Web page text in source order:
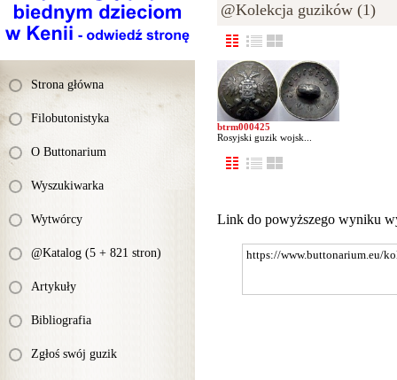
Strona główna
Filobutonistyka
O Buttonarium
Wyszukiwarka
Wytwórcy
@Katalog (5 + 821 stron)
Artykuły
Bibliografia
Zgłoś swój guzik
@Kolekcja guzików (1)
btrm000425
Rosyjski guzik wojsk...
Link do powyższego wyniku